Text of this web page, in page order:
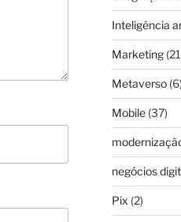
Inteligência
Marketing
Metaverso(6)
Mobile(37)
negócios
Pix (2)